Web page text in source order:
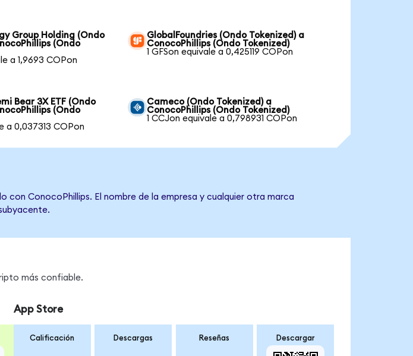
Group Holding (Ondo
(Ondo
a 1,9693 COPon
GlobalFoundries (Ondo Tokenized) a
ConocoPhillips (Ondo Tokenized)
1 GFSon equivale a 0,425119 COPon
Bear 3X ETF (Ondo
(Ondo
a 0,037313 COPon
Cameco (Ondo Tokenized) a
ConocoPhillips (Ondo Tokenized)
1 CCJon equivale a 0,798931 COPon
ConocoPhillips. El nombre de la empresa y cualquier otra marca
más confiable.
App Store
Calificación Descargas Reseñas Descargar